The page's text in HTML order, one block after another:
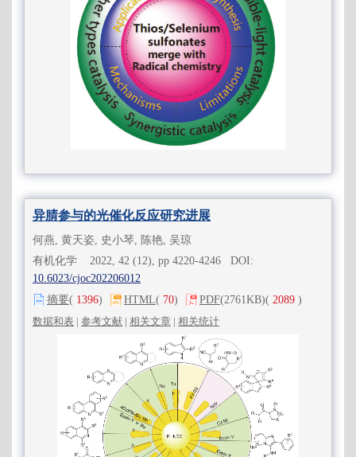
异腈参与的光催化反应研究进展
何燕, 黄天姿, 史小琴, 陈艳, 吴琼
有机化学 2022, 42 (12), pp 4220-4246 DOI:
10.6023/cjoc202206012
摘要( 1396) HTML( 70) PDF(2761KB)( 2089 )
数据和表 | 参考文献 | 相关文章 | 相关统计